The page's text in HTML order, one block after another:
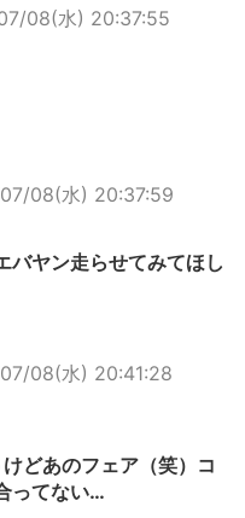
08(水) 20:37:55
08(水) 20:37:59
バヤン走らせてみてほし
08(水) 20:41:28
どあのフェア（笑）コ
ってない…